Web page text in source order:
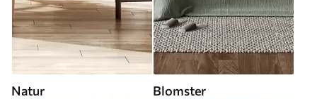
Natur Blomster